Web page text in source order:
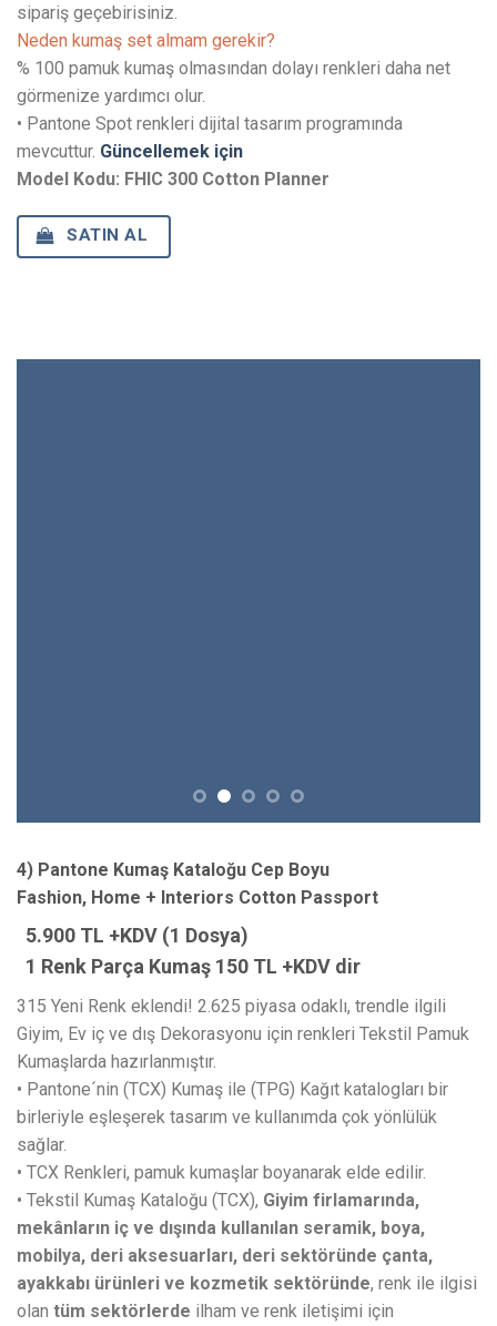
sipariş geçebirisiniz.
Neden kumaş set almam gerekir?
% 100 pamuk kumaş olmasından dolayı renkleri daha net
görmenize yardımcı olur.
• Pantone Spot renkleri dijital tasarım programında
mevcuttur. Güncellemek için
Model Kodu: FHIC 300 Cotton Planner
SATIN AL
4) Pantone Kumaş Kataloğu Cep Boyu
Fashion, Home + Interiors Cotton Passport
5.900 TL +KDV (1 Dosya)
1 Renk Parça Kumaş 150 TL +KDV dir
315 Yeni Renk eklendi! 2.625 piyasa odaklı, trendle ilgili
Giyim, Ev iç ve dış Dekorasyonu için renkleri Tekstil Pamuk
Kumaşlarda hazırlanmıştır.
• Pantone´nin (TCX) Kumaş ile (TPG) Kağıt katalogları bir
birleriyle eşleşerek tasarım ve kullanımda çok yönlülük
sağlar.
• TCX Renkleri, pamuk kumaşlar boyanarak elde edilir.
• Tekstil Kumaş Kataloğu (TCX), Giyim firlamarında,
mekânların iç ve dışında kullanılan seramik, boya,
mobilya, deri aksesuarları, deri sektöründe çanta,
ayakkabı ürünleri ve kozmetik sektöründe, renk ile ilgisi
olan tüm sektörlerde ilham ve renk iletişimi için